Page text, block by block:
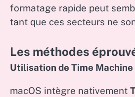
formatage rapide peut
tant que ces secteurs ne
Les méthodes
Utilisation de Time Machine
macOS intègre nativement